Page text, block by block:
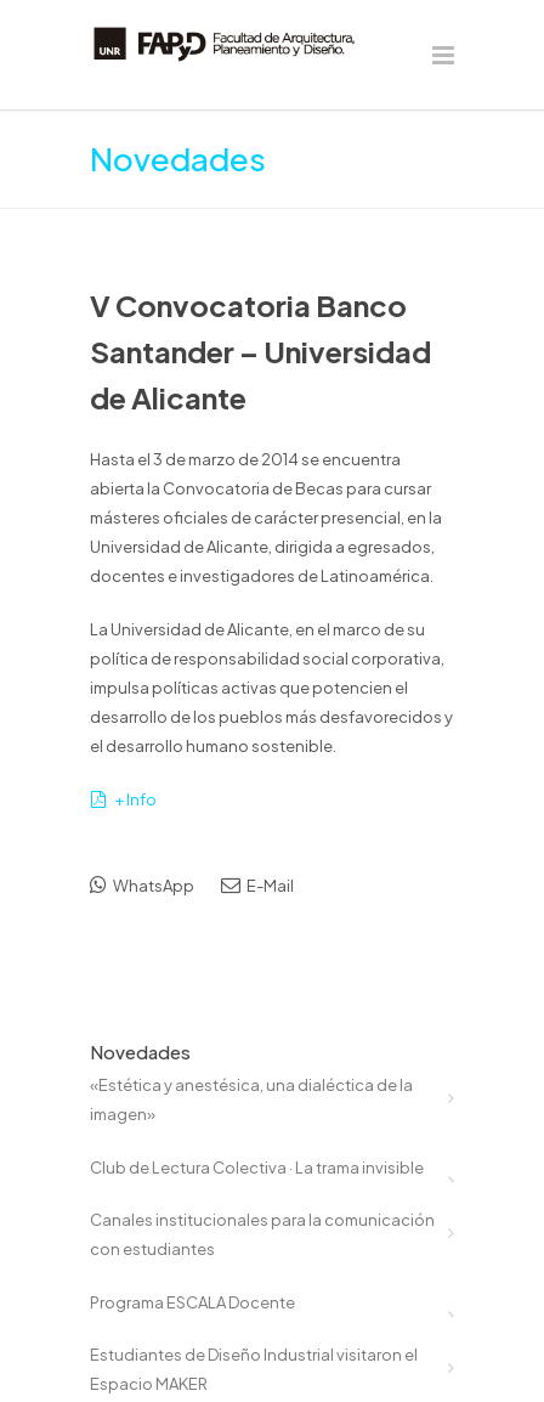
Novedades
V Convocatoria Banco
Santander – Universidad
de Alicante
Hasta el 3 de marzo de 2014 se encuentra
abierta la Convocatoria de Becas para cursar
másteres oficiales de carácter presencial, en la
Universidad de Alicante, dirigida a egresados,
docentes e investigadores de Latinoamérica.
La Universidad de Alicante, en el marco de su
política de responsabilidad social corporativa,
impulsa políticas activas que potencien el
desarrollo de los pueblos más desfavorecidos y
el desarrollo humano sostenible.
+ Info
WhatsApp E-Mail
Novedades
«Estética y anestésica, una dialéctica de la
imagen»
Club de Lectura Colectiva · La trama invisible
Canales institucionales para la comunicación
con estudiantes
Programa ESCALA Docente
Estudiantes de Diseño Industrial visitaron el
Espacio MAKER